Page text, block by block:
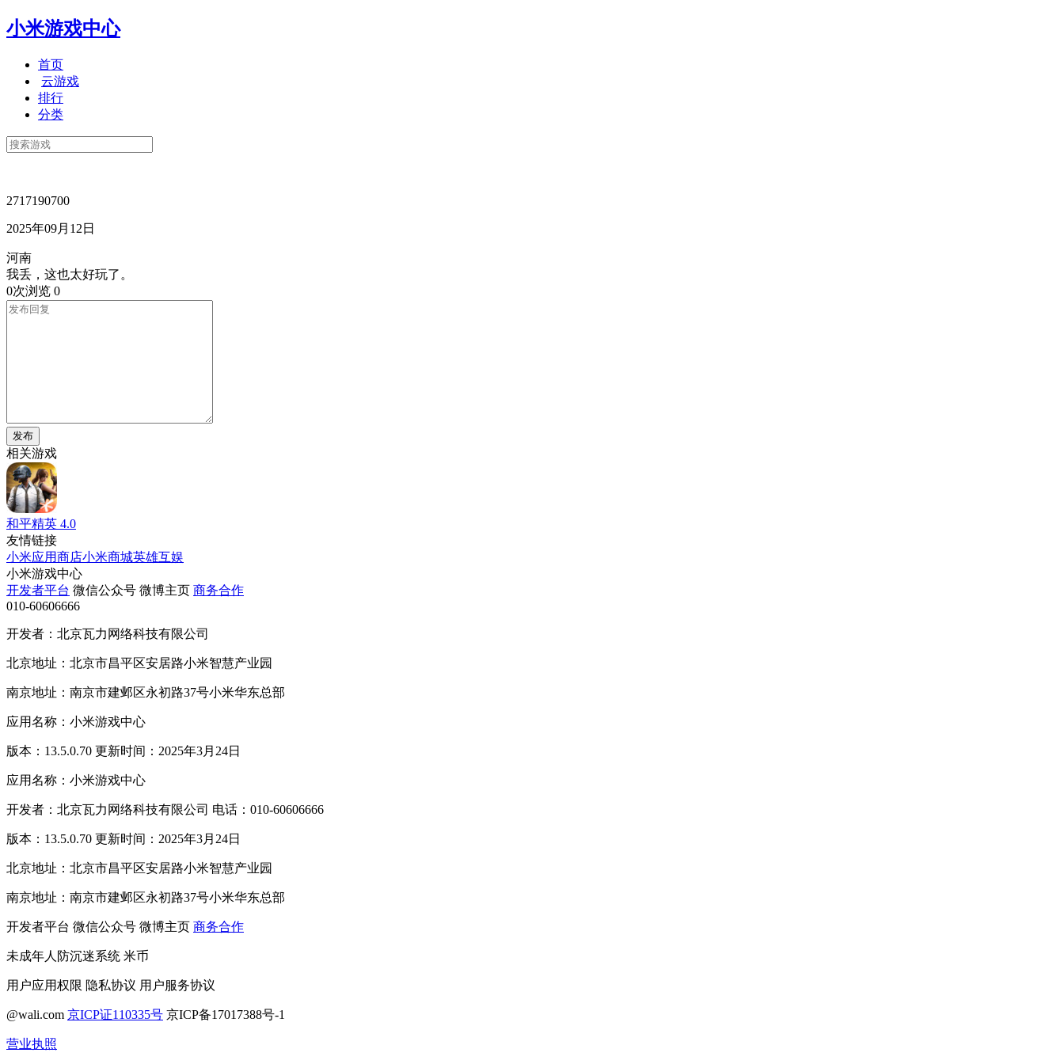
小米游戏中心
首页
云游戏
排行
分类
2717190700
2025年09月12日
河南
我丢，这也太好玩了。
0次浏览 0
发布
相关游戏
和平精英 4.0
友情链接
小米应用商店小米商城英雄互娱
小米游戏中心
开发者平台 微信公众号 微博主页 商务合作
010-60606666
开发者：北京瓦力网络科技有限公司
北京地址：北京市昌平区安居路小米智慧产业园
南京地址：南京市建邺区永初路37号小米华东总部
应用名称：小米游戏中心
版本：13.5.0.70 更新时间：2025年3月24日
应用名称：小米游戏中心
开发者：北京瓦力网络科技有限公司 电话：010-60606666
版本：13.5.0.70 更新时间：2025年3月24日
北京地址：北京市昌平区安居路小米智慧产业园
南京地址：南京市建邺区永初路37号小米华东总部
开发者平台 微信公众号 微博主页 商务合作
未成年人防沉迷系统 米币
用户应用权限 隐私协议 用户服务协议
@wali.com 京ICP证110335号 京ICP备17017388号-1
营业执照